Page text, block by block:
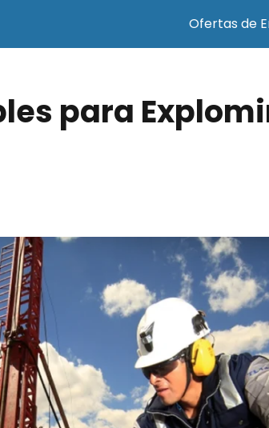
Ofertas de
para